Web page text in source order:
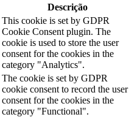
Descrição
This cookie is set by GDPR
Cookie Consent plugin. The
cookie is used to store the user
consent for the cookies in the
category "Analytics".
The cookie is set by GDPR
cookie consent to record the user
consent for the cookies in the
category "Functional".